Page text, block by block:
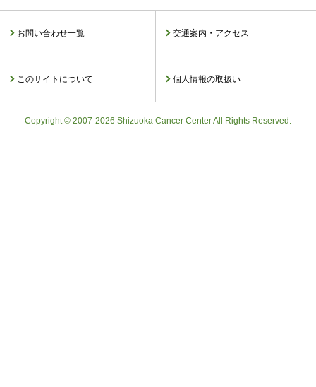
お問い合わせ一覧 交通案内・アクセス
このサイトについて 個人情報の取扱い
Copyright © 2007-2026 Shizuoka Cancer Center All Rights Reserved.